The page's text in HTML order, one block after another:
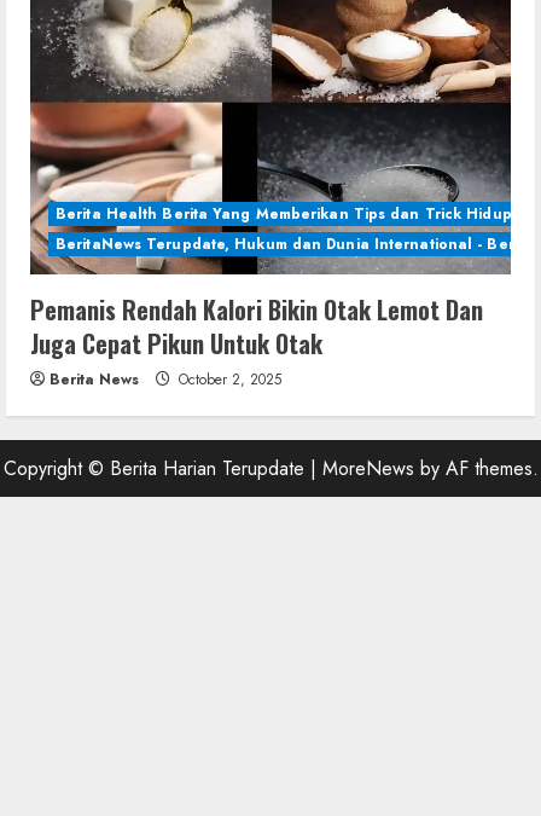
Berita Health Berita Yang Memberikan Tips dan Trick Hidup
BeritaNews Terupdate, Hukum dan Dunia International - Berita
Pemanis Rendah Kalori Bikin Otak Lemot Dan
Juga Cepat Pikun Untuk Otak
Berita News October 2, 2025
Copyright © Berita Harian Terupdate | MoreNews by AF themes.